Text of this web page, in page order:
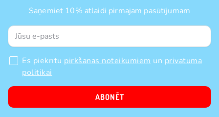
Saņemiet 10% atlaidi pirmajam pasūtījumam
Es piekrītu pirkšanas noteikumiem un privātuma
politikai
ABONĒT